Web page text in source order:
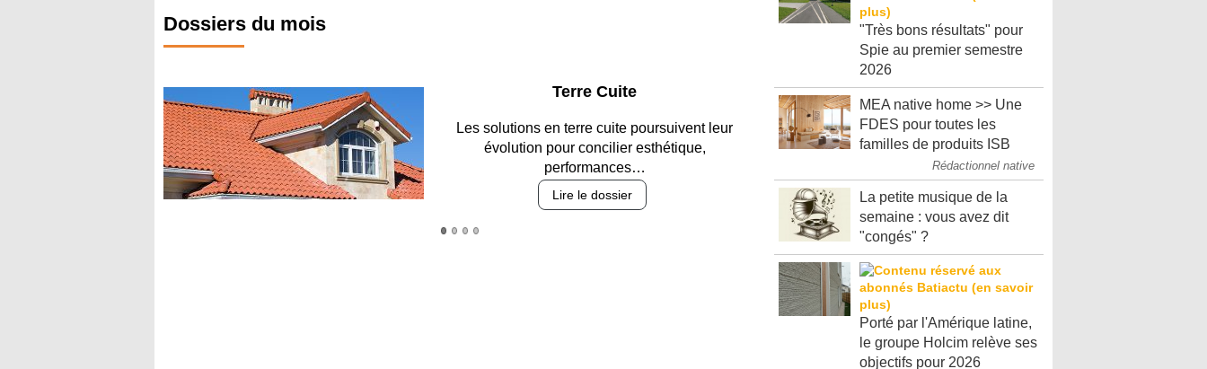
Dossiers du mois
Parking et garages
Entre circulation, sécurisation des accès, durabilité
des revêtements et intégration…
Lire le dossier
"Très bons résultats" pour
Spie au premier semestre
2026
MEA native home >> Une
FDES pour toutes les
familles de produits ISB
Rédactionnel native
La petite musique de la
semaine : vous avez dit
"congés" ?
Porté par l'Amérique latine,
le groupe Holcim relève ses
objectifs pour 2026